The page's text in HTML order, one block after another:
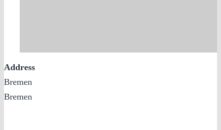
Address
Bremen
Bremen